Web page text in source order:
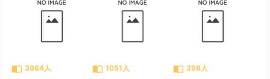
import_contacts 3864人 import_contacts 1051人 import_contacts 398人